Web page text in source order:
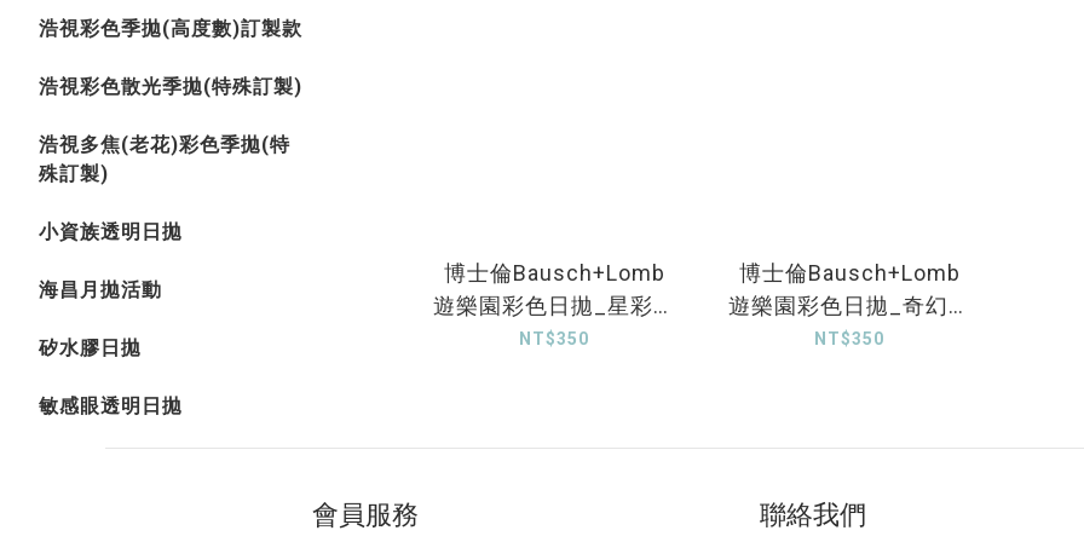
浩視彩色季拋(高度數)訂製款
浩視彩色散光季拋(特殊訂製)
浩視多焦(老花)彩色季拋(特
殊訂製)
小資族透明日拋
海昌月拋活動
矽水膠日拋
敏感眼透明日拋
博士倫Bausch+Lomb
遊樂園彩色日拋_星彩遊
行_10片裝
NT$350
博士倫Bausch+Lomb
遊樂園彩色日拋_奇幻午
夜_10片裝
NT$350
會員服務 聯絡我們